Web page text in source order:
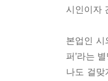
시인이자
본업인 시
퍼’라는
나도 걸맞